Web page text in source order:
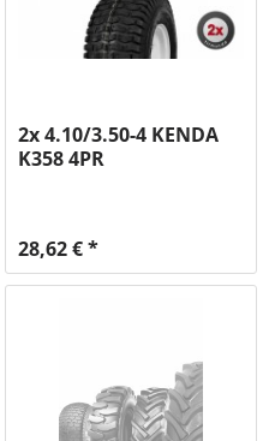
2x 4.10/3.50-4 KENDA
K358 4PR
28,62 € *